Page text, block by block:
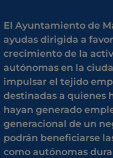
El Ayuntamiento de
ayudas dirigida a
crecimiento de la
autónomas en la
impulsar el tejido
destinadas a quienes
hayan generado
generacional de un
podrán beneficiarse
como autónomas